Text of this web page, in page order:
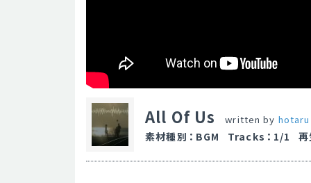
All Of Us written by
素材種別 ： BGM Tracks ： 1/1